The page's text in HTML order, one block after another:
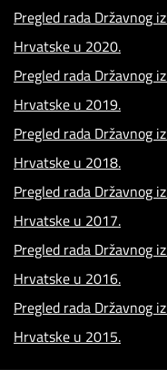
Pregled rada Državnog
Hrvatske u 2020.
Pregled rada Državnog
Hrvatske u 2019.
Pregled rada Državnog
Hrvatske u 2018.
Pregled rada Državnog
Hrvatske u 2017.
Pregled rada Državnog
Hrvatske u 2016.
Pregled rada Državnog
Hrvatske u 2015.